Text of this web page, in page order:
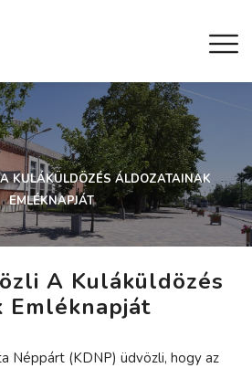
KULÁKÜLDÖZÉS ÁLDOZATAINAK
EMLÉKNAPJÁT
A Kuláküldözés
Emléknapját
Néppárt (KDNP) üdvözli, hogy az